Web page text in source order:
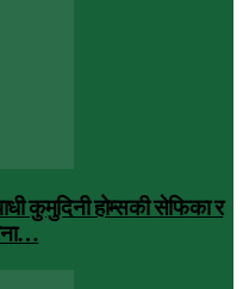
कुमुदिनी होम्सकी सेफिका र